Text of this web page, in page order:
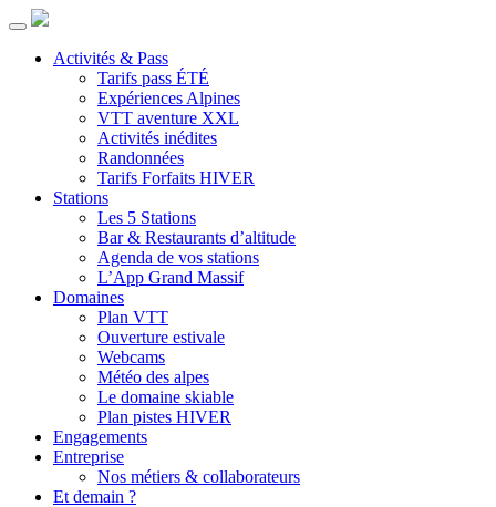
Activités & Pass
Tarifs pass ÉTÉ
Expériences Alpines
VTT aventure XXL
Activités inédites
Randonnées
Tarifs Forfaits HIVER
Stations
Les 5 Stations
Bar & Restaurants d’altitude
Agenda de vos stations
L’App Grand Massif
Domaines
Plan VTT
Ouverture estivale
Webcams
Météo des alpes
Le domaine skiable
Plan pistes HIVER
Engagements
Entreprise
Nos métiers & collaborateurs
Et demain ?